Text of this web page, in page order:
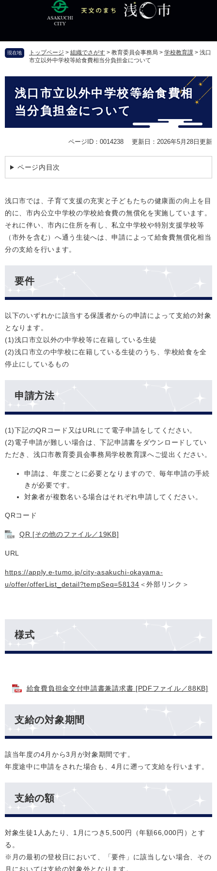
頭
す
飛
し
現在地 トップページ > 組織でさがす > 教育委員会事務局 > 学校教育課 > 浅口
市立以外中学校等給食費相当分負担金について
浅口市立以外中学校等給食費相
当分負担金について
ページID：0014238 更新日：2026年5月28日更新
ページ内目次
浅口市では、子育て支援の充実と子どもたちの健康面の向上を目
的に、市内公立中学校の学校給食費の無償化を実施しています。
それに伴い、市内に住所を有し、私立中学校や特別支援学校等
（市外を含む）へ通う生徒へは、申請によって給食費無償化相当
分の支給を行います。
要件
以下のいずれかに該当する保護者からの申請によって支給の対象
となります。
(1)浅口市立以外の中学校等に在籍している生徒
(2)浅口市立の中学校に在籍している生徒のうち、学校給食を全
停止にしているもの
申請方法
(1)下記のQRコード又はURLにて電子申請をしてください。
(2)電子申請が難しい場合は、下記申請書をダウンロードしてい
ただき、浅口市教育委員会事務局学校教育課へご提出ください。
申請は、年度ごとに必要となりますので、毎年申請の手続
きが必要です。
対象者が複数名いる場合はそれぞれ申請してください。
QRコード
QR [その他のファイル／19KB]
URL
https://apply.e-tumo.jp/city-asakuchi-okayama-
u/offer/offerList_detail?tempSeq=58134 ＜外部リンク＞
様式
給食費負担金交付申請書兼請求書 [PDFファイル／88KB]
支給の対象期間
該当年度の4月から3月が対象期間です。
年度途中に申請をされた場合も、4月に遡って支給を行います。
支給の額
対象生徒1人あたり、1月につき5,500円（年額66,000円）とす
る。
※月の最初の登校日において、「要件」に該当しない場合、その
月においては支給の対象外となります。